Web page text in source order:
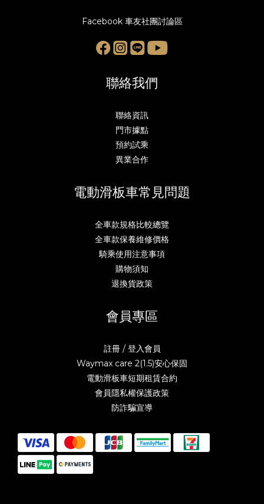
Facebook 車友社團討論區
聯絡我們
聯絡資訊
門市據點
預約試乘
異業合作
電動滑板車常見問題
全車款規格比較總覽
全車款保養維修價格
騎乘使用注意事項
購物須知
退換貨政策
會員專區
註冊 / 登入會員
Waymax care 2(1.5)安心保固
電動滑板車短期租賃合約
會員隱私權保護政策
防詐騙宣導